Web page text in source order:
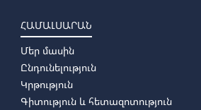
ՀԱՄԱԼՍԱՐԱՆ
Մեր մասին
Ընդունելություն
Կրթություն
Գիտություն և հետազոտություն